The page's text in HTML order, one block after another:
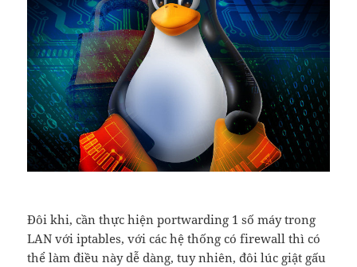
Đôi khi, cần thực hiện portwarding 1 số máy trong
LAN với iptables, với các hệ thống có firewall thì có
thể làm điều này dễ dàng, tuy nhiên, đôi lúc giật gấu